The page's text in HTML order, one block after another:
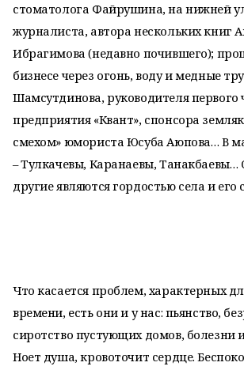
стоматолога Файрушина, на нижней
журналиста, автора нескольких книг
Ибрагимова (недавно почившего);
бизнесе через огонь, воду и медные
Шамсутдинова, руководителя первого
предприятия «Квант», спонсора
смехом» юмориста Юсуба Аюпова… В
– Тулкачевы, Каранаевы,
другие являются гордостью села и его
Что касается проблем, характерных
времени, есть они и у нас: пьянство,
сиротство пустующих домов, болезни
Ноет душа, кровоточит сердце.